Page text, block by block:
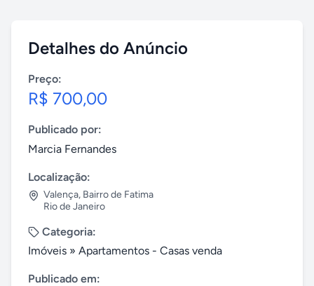
Detalhes do Anúncio
Preço:
R$ 700,00
Publicado por:
Marcia Fernandes
Localização:
Valença, Bairro de Fatima
Rio de Janeiro
Categoria:
Imóveis » Apartamentos - Casas venda
Publicado em: